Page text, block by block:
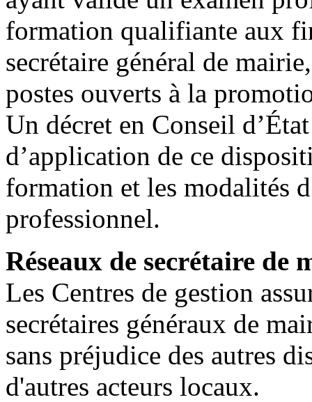
formation qualifiante aux
secrétaire général de
postes ouverts à la
Un décret en Conseil
d’application de ce
formation et les modalités
professionnel.
Réseaux de secrétaire de
Les Centres de gestion
secrétaires généraux de
sans préjudice des autres
d'autres acteurs locaux.